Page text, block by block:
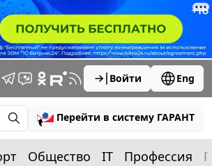
Войти Eng
Перейти в систему ГАРАНТ
Общество IT Профессия